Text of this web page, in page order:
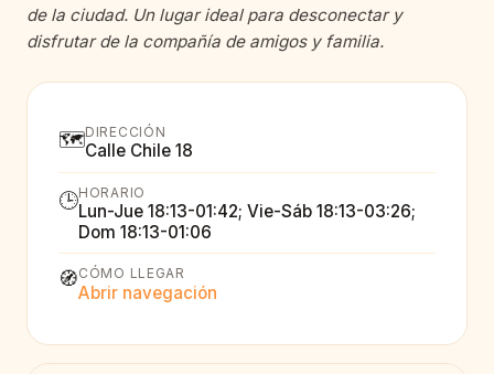
de la ciudad. Un lugar ideal para desconectar y
disfrutar de la compañía de amigos y familia.
🗺️DIRECCIÓN
Calle Chile 18
🕒HORARIO
Lun-Jue 18:13-01:42; Vie-Sáb 18:13-03:26;
Dom 18:13-01:06
🧭CÓMO LLEGAR
Abrir navegación